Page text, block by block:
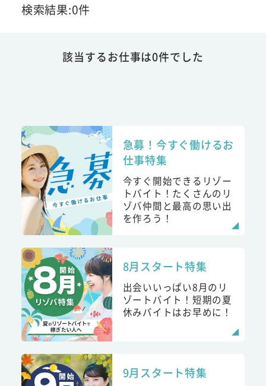
検索結果:0件
該当するお仕事は0件でした
急募！今すぐ働けるお
仕事特集
今すぐ開始できるリゾー
トバイト！たくさんのリ
ゾバ仲間と最高の思い出
を作ろう！
8月スタート特集
出会いいっぱい8月のリ
ゾートバイト！短期の夏
休みバイトはお早めに！
9月スタート特集